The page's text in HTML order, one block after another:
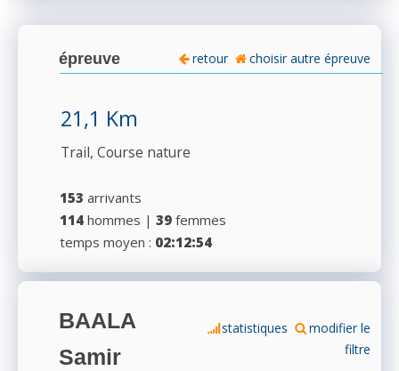
épreuve retour choisir autre épreuve
21,1 Km
Trail, Course nature
153 arrivants
114 hommes | 39 femmes
temps moyen : 02:12:54
BAALA
Samir
statistiques
modifier le
filtre